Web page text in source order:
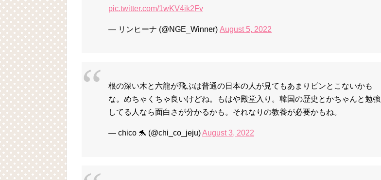
pic.twitter.com/1wKV4ik2Fv
— リンヒーナ (@NGE_Winner) August 5, 2022
根の深い木と六龍が飛ぶは普通の日本の人が見てもあまりピンとこないかも
な。めちゃくちゃ良いけどね。もはや殿堂入り。韓国の歴史とかちゃんと勉強
してる人なら面白さが分かるかも。それなりの教養が必要かもね。
— chico 🐬 (@chi_co_jeju)August 3, 2022